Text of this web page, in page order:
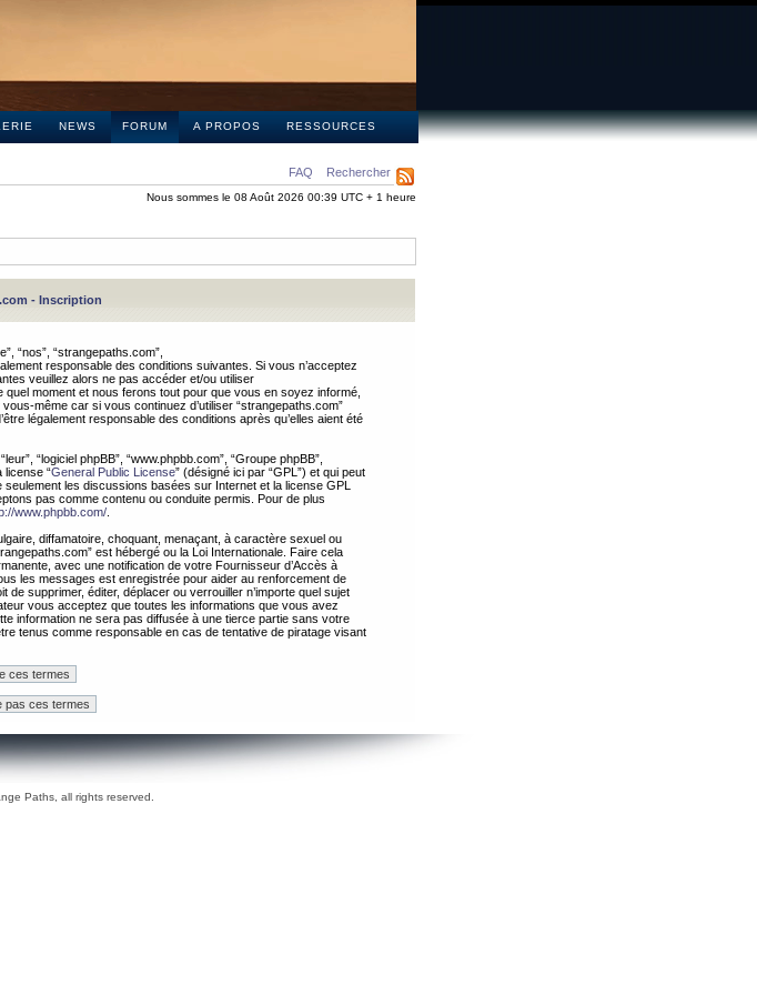
NEWS FORUM A PROPOS RESSOURCES
FAQ Rechercher
Nous sommes le 08 Août 2026 00:39 UTC + 1 heure
- Inscription
“nos”, “strangepaths.com”,
responsable des conditions suivantes. Si vous n’acceptez
veuillez alors ne pas accéder et/ou utiliser
moment et nous ferons tout pour que vous en soyez informé,
même car si vous continuez d’utiliser “strangepaths.com”
légalement responsable des conditions après qu’elles aient été
“logiciel phpBB”, “www.phpbb.com”, “Groupe phpBB”,
license “General Public License” (désigné ici par “GPL”) et qui peut
seulement les discussions basées sur Internet et la license GPL
pas comme contenu ou conduite permis. Pour de plus
www.phpbb.com/
diffamatoire, choquant, menaçant, à caractère sexuel ou
est hébergé ou la Loi Internationale. Faire cela
avec une notification de votre Fournisseur d’Accès à
les messages est enregistrée pour aider au renforcement de
supprimer, éditer, déplacer ou verrouiller n’importe quel sujet
vous acceptez que toutes les informations que vous avez
information ne sera pas diffusée à une tierce partie sans votre
tenus comme responsable en cas de tentative de piratage visant
Paths, all rights reserved.